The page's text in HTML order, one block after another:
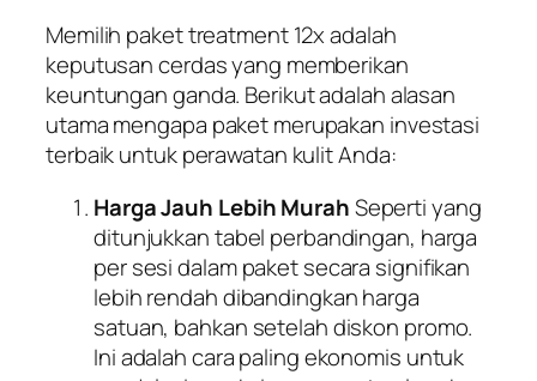
Memilih paket treatment 12x adalah
keputusan cerdas yang memberikan
keuntungan ganda. Berikut adalah alasan
utama mengapa paket merupakan investasi
terbaik untuk perawatan kulit Anda:
Harga Jauh Lebih MurahSeperti yang
ditunjukkan tabel perbandingan, harga
per sesi dalam paket secara signifikan
lebih rendah dibandingkan harga
satuan, bahkan setelah diskon promo.
Ini adalah cara paling ekonomis untuk